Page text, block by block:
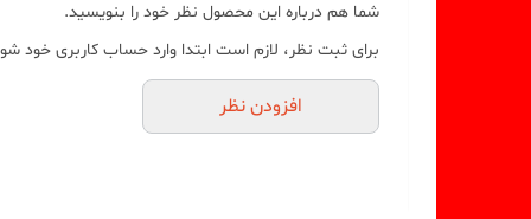
شما هم درباره این محصول نظر خود را بنویسید.
برای ثبت نظر، لازم است ابتدا وارد حساب کاربری خود
افزودن نظر